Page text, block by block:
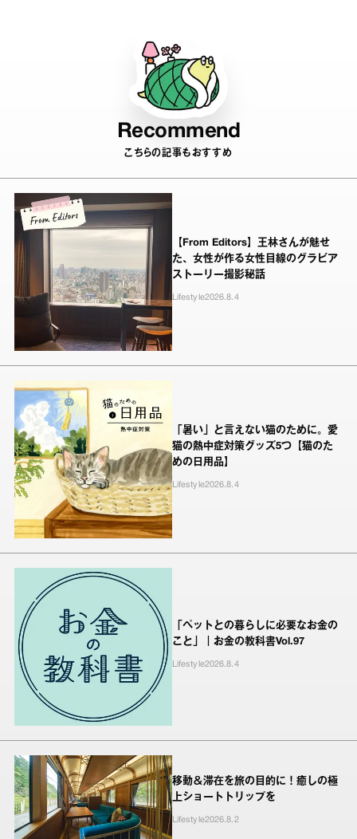
Recommend
こちらの記事もおすすめ
【From Editors】王林さんが魅せ
た、女性が作る女性目線のグラビア
ストーリー撮影秘話
Lifestyle2026.8.4
「暑い」と言えない猫のために。愛
猫の熱中症対策グッズ5つ【猫のた
めの日用品】
Lifestyle2026.8.4
「ペットとの暮らしに必要なお金の
こと」｜お金の教科書Vol.97
Lifestyle2026.8.4
移動＆滞在を旅の目的に！癒しの極
上ショートトリップを
Lifestyle2026.8.2